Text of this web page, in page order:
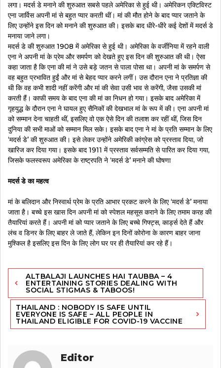
लगा। मदर्स डे मनाने की शुरुआत सबसे पहले अमेरिका से हुई थी। अमेरिकन एक्टिविस्ट
एना जार्विस अपनी मां से बहुत प्यार करती थीं। मां की मौत होने के बाद प्यार जताने के
लिए उन्होंने इस दिन को मनाने की शुरुआत की। इसके बाद धीरे-धीरे कई देशों में मदर्स डे
मनाया जाने लगा।
मदर्स डे की शुरुआत 1908 में अमेरिका से हुई थी। अमेरिका के वर्जीनिया में रहने वाली
एना ने अपनी मां के प्रेम और समर्पण को देखते हुए इस दिन की शुरुआत की थी। ऐसा
कहा जाता है कि एना की मां ने उसे बड़े जतन से पाला पोसा था। अपनी मां के समर्पण से
वह बहुत प्रभावित हुईं और मां से बेहद प्यार करने लगीं। उस दौरान एना ने प्रतिज्ञा की
थी कि वह कभी शादी नहीं करेंगी और मां की सेवा उसी भाव से करेंगी, जैसा उसकी मां
करती हैं। काफी समय के बाद एना की मां का निधन हो गया। इसके बाद अमेरिका में
गृहयुद्ध के दौरान एना ने घायल हुए सैनिकों की देखभाल मां के रूप में की। एना अपनी मां
को सम्मान देना चाहती थीं, इसलिए वो एक ऐसे दिन की तलाश कर रहीं थीं, जिस दिन
दुनिया की सभी माओं को सम्मान मिल सके। इसके बाद एना ने मां के प्रति सम्मान के लिए
‘मदर्स डे’ की शुरुआत की। इसे लेकर उन्होंने अमेरिकी कांग्रेस को प्रस्ताव दिया, जो
खारिज कर दिया गया। इसके बाद 1911 में प्रस्ताव सर्वसम्मति से पारित कर दिया गया,
जिसके फलस्वरूप अमेरिका के राष्ट्रपति ने ‘मदर्स डे’ मनाने की घोषणा
मदर्स डे का महत्व
मां के बलिदान और निस्वार्थ प्रेम के प्रति आभार प्रकट करने के लिए ‘मदर्स डे’ मनाया
जाता है। बच्चे इस खास दिन अपनी मां को स्पेशल महसूस कराने के लिए तमाम करह की
तैयारियां करते हैं। अपनी मां को प्यार जताने के लिए बच्चे गिफ्ट्स, कार्ड्स देते हैं और
लंच व डिनर के लिए बाहर ले जाते हैं, लेकिन इन दिनों कोरोना के कारण बाहर जाना
मुश्किल है इसलिए इस दिन के लिए लोग घर पर ही तैयारियां कर रहे हैं।
Post
navigation
ALTBALAJI LAUNCHES HAI TAUBBA – 4
ENTERTAINING STORIES DEALING WITH
SOCIAL STIGMAS & TABOOS!
THAILAND : NOBODY IS SAFE UNTIL
EVERYONE IS SAFE – ALL PEOPLE IN
THAILAND ELIGIBLE FOR COVID-19 VACCINE
Editor